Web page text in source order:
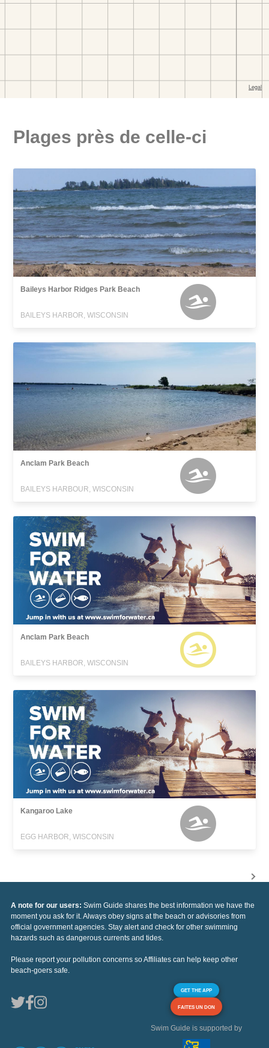
Plages près de celle-ci
Baileys Harbor Ridges Park Beach
BAILEYS HARBOR, WISCONSIN
Anclam Park Beach
BAILEYS HARBOUR, WISCONSIN
Anclam Park Beach
BAILEYS HARBOR, WISCONSIN
Kangaroo Lake
EGG HARBOR, WISCONSIN
A note for our users: Swim Guide shares the best information we have the
moment you ask for it. Always obey signs at the beach or advisories from
official government agencies. Stay alert and check for other swimming
hazards such as dangerous currents and tides.
Please report your pollution concerns so Affiliates can help keep other
beach-goers safe.
GET THE APP
FAITES UN DON
Swim Guide is supported by